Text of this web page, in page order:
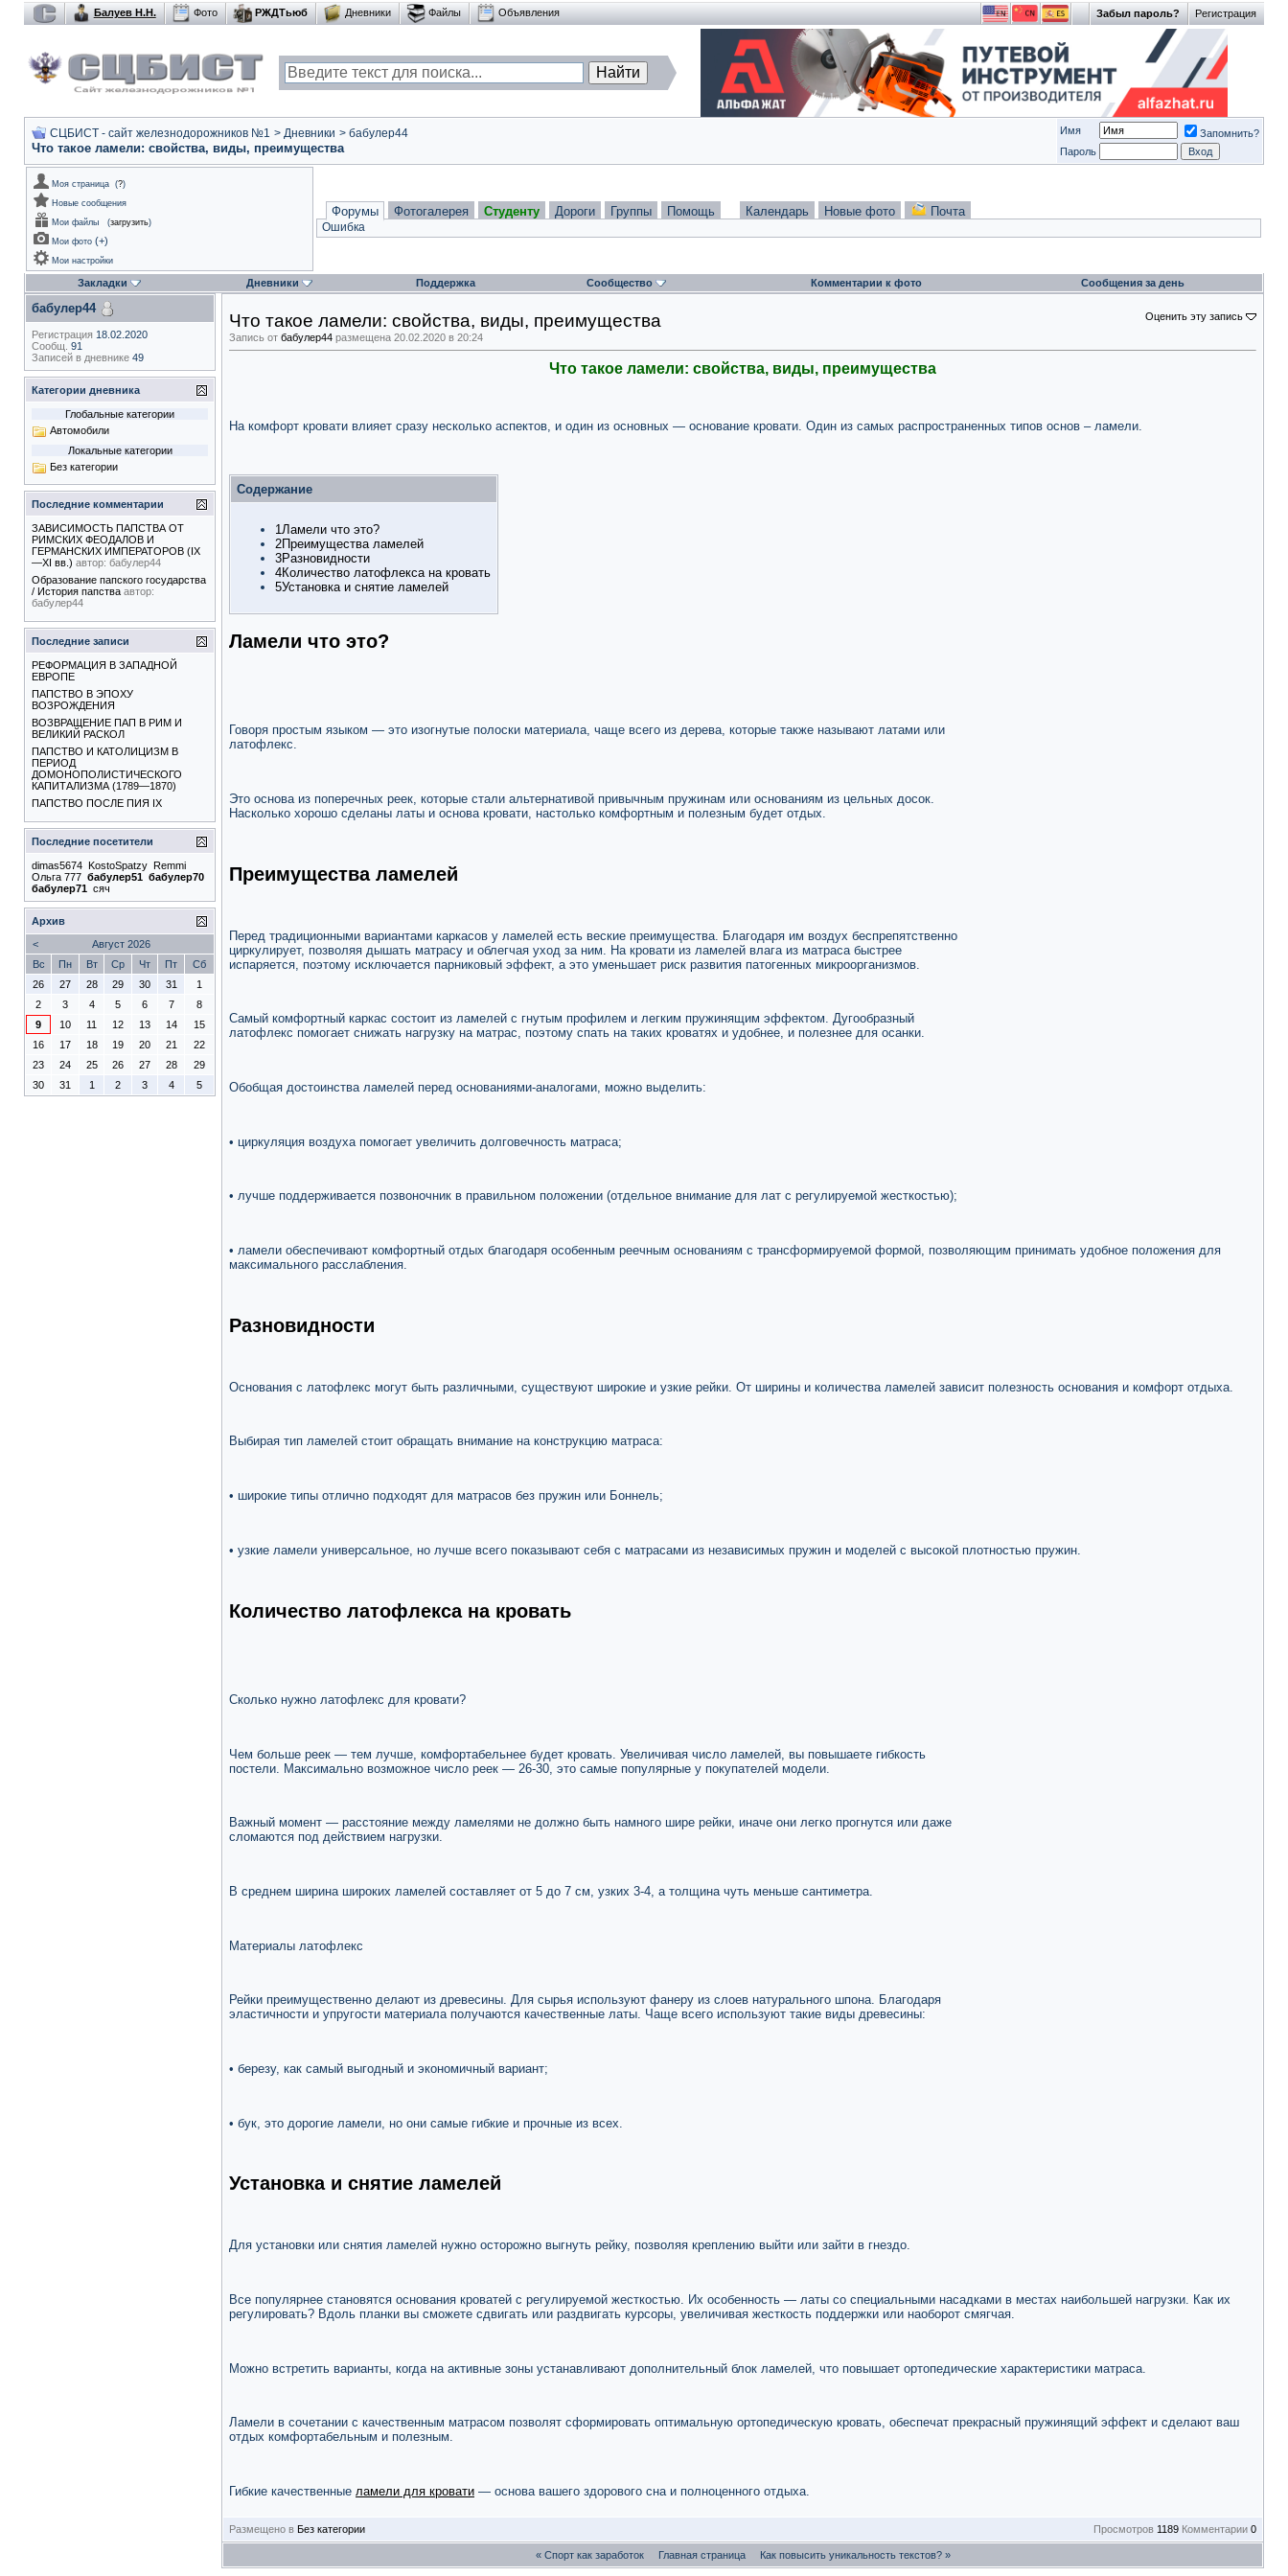
Регистрация
Забыл пароль?
Балуев Н.Н. Фото РЖДТьюб Дневники Файлы Объявления
СЦБИСТ - сайт железнодорожников №1 > Дневники > бабулер44
Что такое ламели: свойства, виды, преимущества
Имя
Запомнить?
Пароль
Моя страница (?)
Новые сообщения
Мои файлы
(загрузить)
Мои фото (+)
Мои настройки
Форумы Фотогалерея Студенту Дороги Группы Помощь Календарь Новые фото Почта
Ошибка
Закладки Дневники Поддержка Сообщество Комментарии к фото Сообщения за день
Оценить эту запись
Что такое ламели: свойства, виды, преимущества
Запись от бабулер44 размещена 20.02.2020 в 20:24
Что такое ламели: свойства, виды, преимущества
На комфорт кровати влияет сразу несколько аспектов, и один из основных — основание кровати. Один из самых распространенных типов основ – ламели.
Содержание
1 Ламели что это?
2Преимущества ламелей
3Разновидности
4Количество латофлекса на кровать
5Установка и снятие ламелей
Ламели что это?
Говоря простым языком — это изогнутые полоски материала, чаще всего из дерева, которые также называют латами или
латофлекс.
Это основа из поперечных реек, которые стали альтернативой привычным пружинам или основаниям из цельных досок.
Насколько хорошо сделаны латы и основа кровати, настолько комфортным и полезным будет отдых.
Преимущества ламелей
Перед традиционными вариантами каркасов у ламелей есть веские преимущества. Благодаря им воздух беспрепятственно
циркулирует, позволяя дышать матрасу и облегчая уход за ним. На кровати из ламелей влага из матраса быстрее
испаряется, поэтому исключается парниковый эффект, а это уменьшает риск развития патогенных микроорганизмов.
Самый комфортный каркас состоит из ламелей с гнутым профилем и легким пружинящим эффектом. Дугообразный
латофлекс помогает снижать нагрузку на матрас, поэтому спать на таких кроватях и удобнее, и полезнее для осанки.
Обобщая достоинства ламелей перед основаниями-аналогами, можно выделить:
• циркуляция воздуха помогает увеличить долговечность матраса;
• лучше поддерживается позвоночник в правильном положении (отдельное внимание для лат с регулируемой жесткостью);
• ламели обеспечивают комфортный отдых благодаря особенным реечным основаниям с трансформируемой формой, позволяющим принимать удобное положения для
максимального расслабления.
Разновидности
Основания с латофлекс могут быть различными, существуют широкие и узкие рейки. От ширины и количества ламелей зависит полезность основания и комфорт отдыха.
Выбирая тип ламелей стоит обращать внимание на конструкцию матраса:
• широкие типы отлично подходят для матрасов без пружин или Боннель;
• узкие ламели универсальное, но лучше всего показывают себя с матрасами из независимых пружин и моделей с высокой плотностью пружин.
Количество латофлекса на кровать
Сколько нужно латофлекс для кровати?
Чем больше реек — тем лучше, комфортабельнее будет кровать. Увеличивая число ламелей, вы повышаете гибкость
постели. Максимально возможное число реек — 26-30, это самые популярные у покупателей модели.
Важный момент — расстояние между ламелями не должно быть намного шире рейки, иначе они легко прогнутся или даже
сломаются под действием нагрузки.
В среднем ширина широких ламелей составляет от 5 до 7 см, узких 3-4, а толщина чуть меньше сантиметра.
Материалы латофлекс
Рейки преимущественно делают из древесины. Для сырья используют фанеру из слоев натурального шпона. Благодаря
эластичности и упругости материала получаются качественные латы. Чаще всего используют такие виды древесины:
• березу, как самый выгодный и экономичный вариант;
• бук, это дорогие ламели, но они самые гибкие и прочные из всех.
Установка и снятие ламелей
Для установки или снятия ламелей нужно осторожно выгнуть рейку, позволяя креплению выйти или зайти в гнездо.
Все популярнее становятся основания кроватей с регулируемой жесткостью. Их особенность — латы со специальными насадками в местах наибольшей нагрузки. Как их
регулировать? Вдоль планки вы сможете сдвигать или раздвигать курсоры, увеличивая жесткость поддержки или наоборот смягчая.
Можно встретить варианты, когда на активные зоны устанавливают дополнительный блок ламелей, что повышает ортопедические характеристики матраса.
Ламели в сочетании с качественным матрасом позволят сформировать оптимальную ортопедическую кровать, обеспечат прекрасный пружинящий эффект и сделают ваш
отдых комфортабельным и полезным.
Гибкие качественные ламели для кровати — основа вашего здорового сна и полноценного отдыха.
Размещено в Без категории Просмотров 1189 Комментарии 0
« Спорт как заработок Главная страница Как повысить уникальность текстов?»
бабулер44
Регистрация 18.02.2020
Сообщ. 91
Записей в дневнике 49
Категории дневника
Глобальные категории
Автомобили
Локальные категории
Без категории
Последние комментарии
ЗАВИСИМОСТЬ ПАПСТВА ОТ
РИМСКИХ ФЕОДАЛОВ И
ГЕРМАНСКИХ ИМПЕРАТОРОВ (IX
—XI вв.) автор: бабулер44
Образование папского государства
/ История папства автор:
бабулер44
Последние записи
РЕФОРМАЦИЯ В ЗАПАДНОЙ
ЕВРОПЕ
ПАПСТВО В ЭПОХУ
ВОЗРОЖДЕНИЯ
ВОЗВРАЩЕНИЕ ПАП В РИМ И
ВЕЛИКИЙ РАСКОЛ
ПАПСТВО И КАТОЛИЦИЗМ В
ПЕРИОД
ДОМОНОПОЛИСТИЧЕСКОГО
КАПИТАЛИЗМА (1789—1870)
ПАПСТВО ПОСЛЕ ПИЯ IX
Последние посетители
dimas5674 KostoSpatzy
Remmi
Ольга 777 бабулер51 бабулер70
бабулер71 сяч
Архив
<
Август 2026
Вс
Пн Вт Ср Чт Пт
Сб
26
27 28 29 30 31
1
2
3 4 5 6 7
8
9
10 11 12 13 14
15
16
17 18 19 20 21
22
23
24 25 26 27 28
29
30
31 1 2 3 4 5